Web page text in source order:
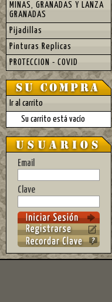
MINAS, GRANADAS Y LANZA
GRANADAS
Pijadillas
Pinturas Replicas
PROTECCION - COVID
Ir al carrito
Su carrito está vacío
Email
Clave